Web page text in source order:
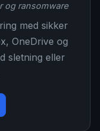
og ransomware
med sikker
OneDrive og
sletning eller